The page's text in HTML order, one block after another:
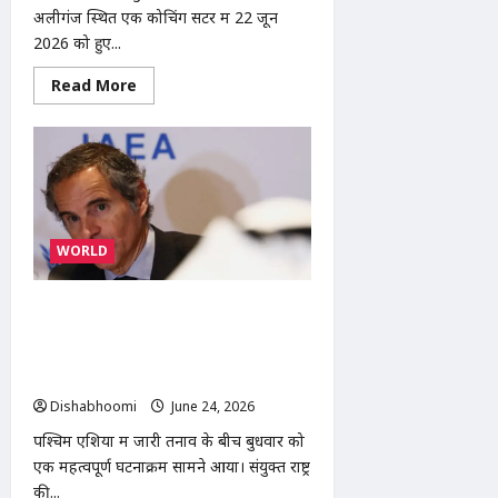
अलीगंज स्थित एक कोचिंग सेंटर में 22 जून
2026 को हुए...
Read More
more
ABVP
Modinagar
Protest
:
मोदीनगर
में
एबीवीपी
का
प्रदर्शन:
कोचिंग
संस्थानों
और
एसीपी
सौंपा
ज्ञापन
WORLD
Dishabhoomi
June 24, 2026
पश्चिम एशिया में जारी तनाव के बीच बुधवार को
एक महत्वपूर्ण घटनाक्रम सामने आया। संयुक्त राष्ट्र
की...